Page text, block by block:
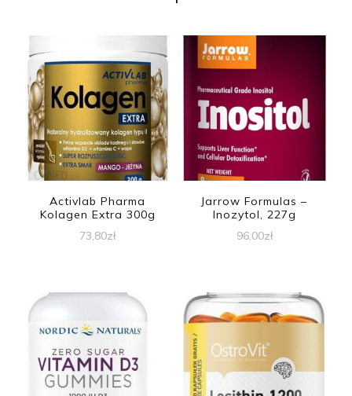
Activlab Pharma
Kolagen Extra 300g
73,80zł
Jarrow Formulas –
Inozytol, 227g
96,00zł